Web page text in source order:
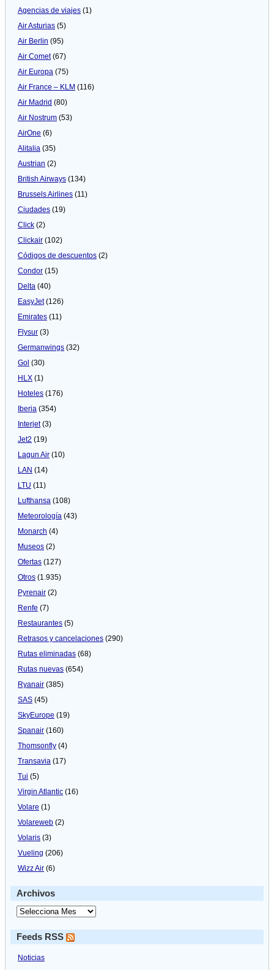
Agencias de viajes (1)
Air Asturias (5)
Air Berlin (95)
Air Comet(67)
Air Europa (75)
Air France – KLM (116)
Air Madrid (80)
Air Nostrum (53)
AirOne (6)
Alitalia (35)
Austrian (2)
British Airways (134)
Brussels Airlines (11)
Ciudades (19)
Click (2)
Clickair (102)
Códigos de descuentos (2)
Condor (15)
Delta (40)
EasyJet(126)
Emirates (11)
Flysur (3)
Germanwings (32)
Gol (30)
HLX (1)
Hoteles (176)
Iberia (354)
Interjet(3)
Jet2 (19)
Lagun Air (10)
LAN (14)
LTU (11)
Lufthansa (108)
Meteorologí­a (43)
Monarch (4)
Museos (2)
Ofertas (127)
Otros (1.935)
Pyrenair (2)
Renfe (7)
Restaurantes (5)
Retrasos y cancelaciones (290)
Rutas eliminadas (68)
Rutas nuevas (654)
Ryanair (385)
SAS (45)
SkyEurope (19)
Spanair (160)
Thomsonfly (4)
Transavia (17)
Tui (5)
Virgin Atlantic (16)
Volare (1)
Volareweb (2)
Volaris (3)
Vueling (206)
Wizz Air (6)
Archivos
Feeds RSS
Noticias